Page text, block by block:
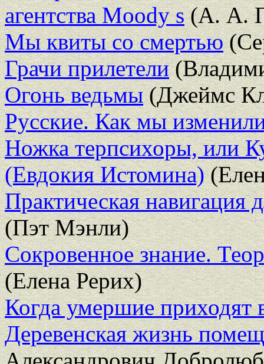
агентства Moody s(А. А.
Мы квиты со смертью
Грачи прилетели
Огонь ведьмы(Джеймс
Русские. Как мы
Ножка терпсихоры, или
(Евдокия Истомина)
Практическая навигация
(Пэт Мэнли)
Сокровенное знание.
(Елена Рерих)
Когда умершие приходят
Деревенская жизнь